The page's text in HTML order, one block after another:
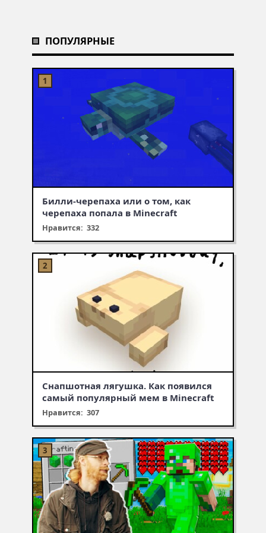
ПОПУЛЯРНЫЕ
Билли-черепаха или о том, как
черепаха попала в Minecraft
Нравится: 332
Снапшотная лягушка. Как появился
самый популярный мем в Minecraft
Нравится: 307